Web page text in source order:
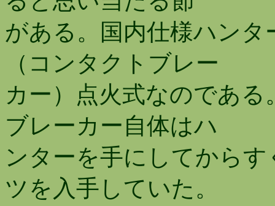
がある。国内仕様ハンタ
（コンタクトブレー
カー）点火式なのであ
ブレーカー自体はハ
ンターを手にしてから
ツを入手していた。